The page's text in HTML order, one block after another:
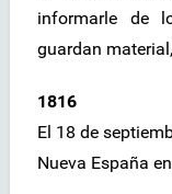
informarle de
guardan
1816
El 18 de
Nueva España